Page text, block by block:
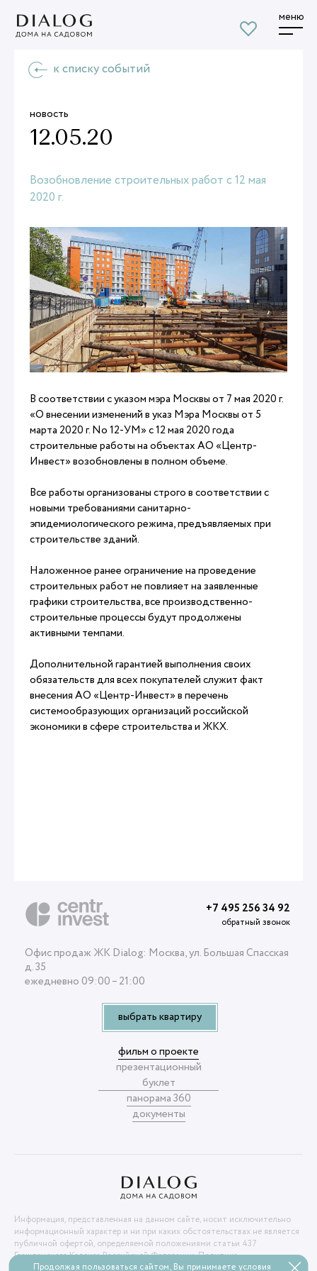
меню
к списку событий
новость
12.05.20
Возобновление строительных работ с 12 мая
2020 г.
В соответствии с указом мэра Москвы от 7 мая 2020 г.
«О внесении изменений в указ Мэра Москвы от 5
марта 2020 г. No 12-УМ» с 12 мая 2020 года
строительные работы на объектах АО «Центр-
Инвест» возобновлены в полном объеме.
Все работы организованы строго в соответствии с
новыми требованиями санитарно-
эпидемиологического режима, предъявляемых при
строительстве зданий.
Наложенное ранее ограничение на проведение
строительных работ не повлияет на заявленные
графики строительства, все производственно-
строительные процессы будут продолжены
активными темпами.
Дополнительной гарантией выполнения своих
обязательств для всех покупателей служит факт
внесения АО «Центр-Инвест» в перечень
системообразующих организаций российской
экономики в сфере строительства и ЖКХ.
Офис продаж ЖК Dialog: Москва, ул. Большая Спасская
д. 35
ежедневно 09:00 – 21:00
фильм о проекте
презентационный
буклет
панорама 360
документы
выбрать квартиру
+7 495 256 34 92
обратный звонок
Информация, представленная на данном сайте, носит исключительно
информационный характер и ни при каких обстоятельствах не является
публичной офертой, определяемой положениями статьи 437
Гражданского Кодекса Российской Федерации.Политика
конфиденциальности
Продолжая пользоваться сайтом, Вы принимаете условия